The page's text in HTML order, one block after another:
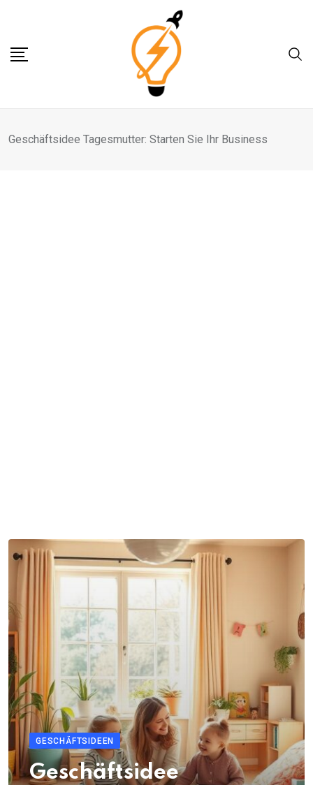
content
Geschäftsidee Tagesmutter: Starten Sie Ihr Business
GESCHÄFTSIDEEN
Geschäftsidee